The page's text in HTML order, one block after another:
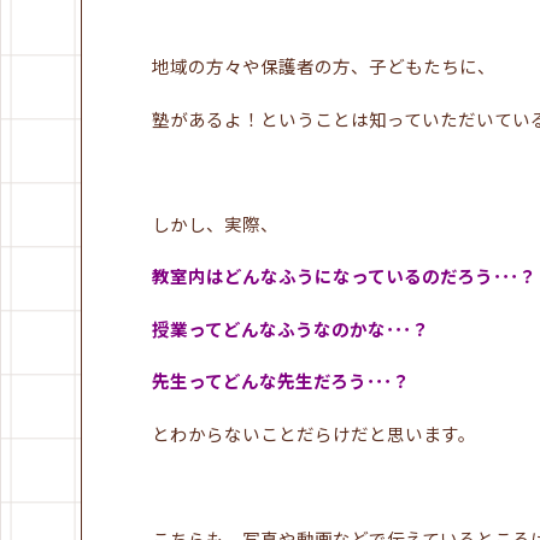
地域の方々や保護者の方、子どもたちに、
塾があるよ！ということは知っていただいてい
しかし、実際、
教室内はどんなふうになっているのだろう･･･？
授業ってどんなふうなのかな･･･？
先生ってどんな先生だろう･･･？
とわからないことだらけだと思います。